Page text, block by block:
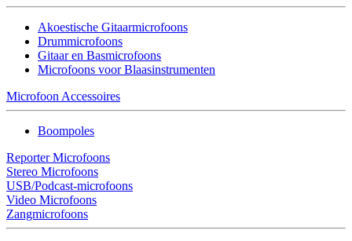
Akoestische Gitaarmicrofoons
Drummicrofoons
Gitaar en Basmicrofoons
Microfoons voor Blaasinstrumenten
Microfoon Accessoires
Boompoles
Reporter Microfoons
Stereo Microfoons
USB/Podcast-microfoons
Video Microfoons
Zangmicrofoons